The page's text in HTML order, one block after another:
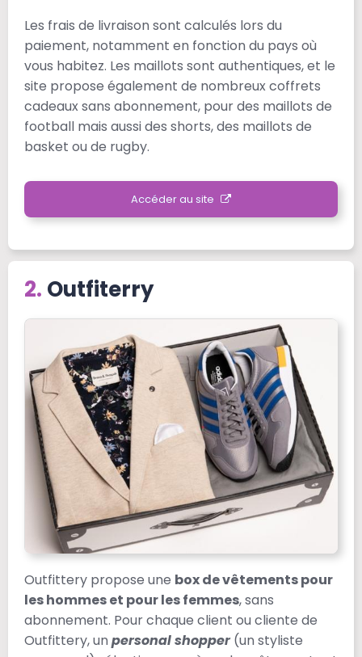
Les frais de livraison sont calculés lors du
paiement, notamment en fonction du pays où
vous habitez. Les maillots sont authentiques, et le
site propose également de nombreux coffrets
cadeaux sans abonnement, pour des maillots de
football mais aussi des shorts, des maillots de
basket ou de rugby.
Accéder au site
Outfiterry
Outfittery propose une box de vêtements pour
les hommes et pour les femmes, sans
abonnement. Pour chaque client ou cliente de
Outfittery, un personal shopper(un styliste